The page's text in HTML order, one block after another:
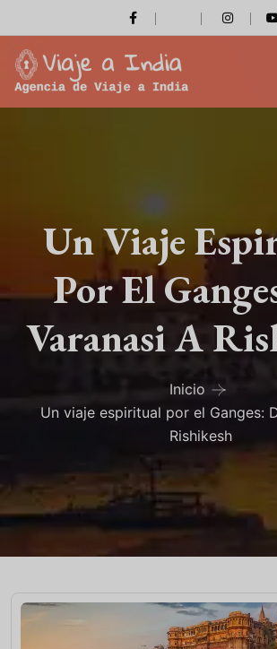
Un Viaje
Por El
Varanasi A
Inicio
Un viaje espiritual por el Ganges:
Rishikesh